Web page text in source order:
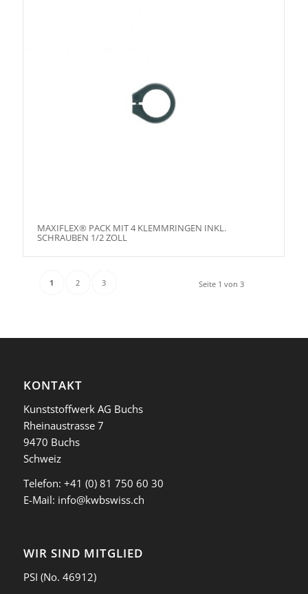
MAXIFLEX® PACK MIT 4 KLEMMRINGEN INKL.
SCHRAUBEN 1/2 ZOLL
Seite 1 von 3
1 2 3
KONTAKT
Kunststoffwerk AG Buchs
Rheinaustrasse 7
9470 Buchs
Schweiz
Telefon: +41 (0) 81 750 60 30
E-Mail: info@kwbswiss.ch
WIR SIND MITGLIED
PSI (No. 46912)